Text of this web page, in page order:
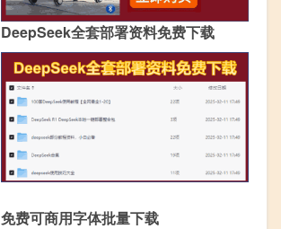
DeepSeek全套部署资料免费下载
免费可商用字体批量下载